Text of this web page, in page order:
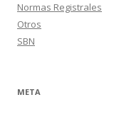
Normas Registrales
Otros
SBN
META